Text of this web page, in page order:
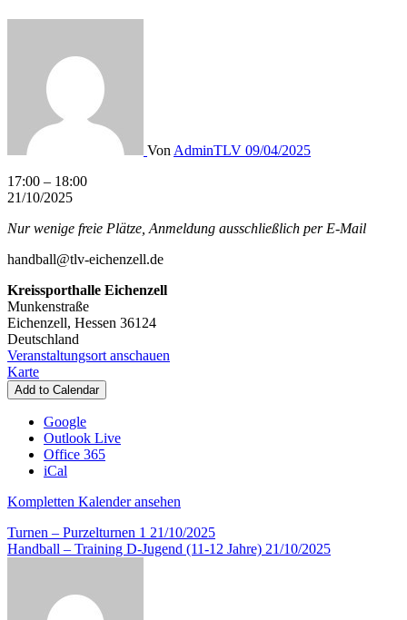
Von AdminTLV 09/04/2025
Handball
-
Minis
6)
17:00 – 18:00
21/10/2025
Nur wenige freie Plätze, Anmeldung ausschließlich per E-Mail
handball@tlv-eichenzell.de
Kreissporthalle Eichenzell
Munkenstraße
Eichenzell, Hessen 36124
Deutschland
Veranstaltungsort anschauen
KarteKreissporthalle
Eichenzell
Add to Calendar
Google
Outlook Live
Office 365
iCal
Kompletten Kalender ansehen
Beitragsnavigation
Turnen – Purzelturnen 1 21/10/2025
Handball – Training D-Jugend (11-12 Jahre) 21/10/2025